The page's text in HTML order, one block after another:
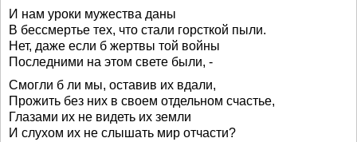
И нам уроки мужества даны
В бессмертье тех, что стали горсткой пыли.
Нет, даже если б жертвы той войны
Последними на этом свете были, -
Смогли б ли мы, оставив их вдали,
Прожить без них в своем отдельном счастье,
Глазами их не видеть их земли
И слухом их не слышать мир отчасти?